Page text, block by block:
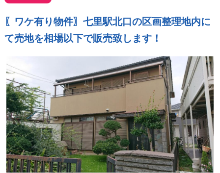
〖ワケ有り物件〗七里駅北口の区画整理地内に
て売地を相場以下で販売致します！